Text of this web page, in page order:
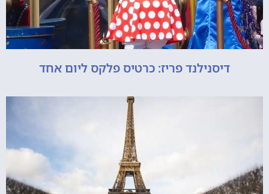
דיסנילנד פריז: כרטיס פלקס ליום אחד